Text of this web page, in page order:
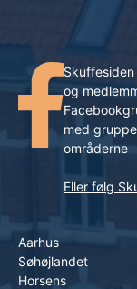
og
med
områderne
Eller følg
Aarhus
Søhøjlandet
Horsens